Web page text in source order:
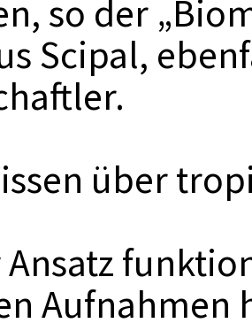
so der
Scipal,
über
Ansatz
Aufnahmen